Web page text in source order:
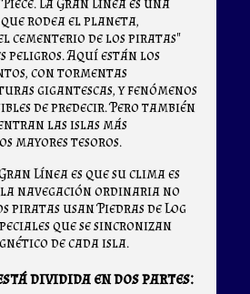
rodea el planeta,
cementerio de los piratas"
peligros. Aquí están los
con tormentas
gigantescas, y fenómenos
de predecir. Pero también
las islas más
mayores tesoros.
Línea es que su clima es
navegación ordinaria no
piratas usan Piedras de Log
que se sincronizan
de cada isla.
dividida en dos partes: